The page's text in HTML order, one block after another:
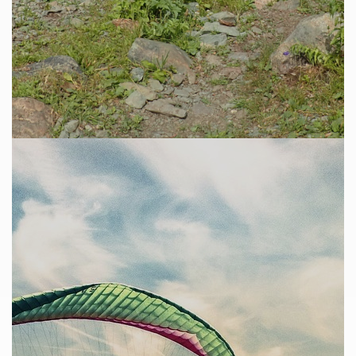
acercaban a las bases de las montañas que planeaban
ascender.
DEPORTES EN EL AIRE
en el aire están reservados a aquellos
que son amantes de la adrenalina.
Englobadas dentro de este medio, encontramos muchas